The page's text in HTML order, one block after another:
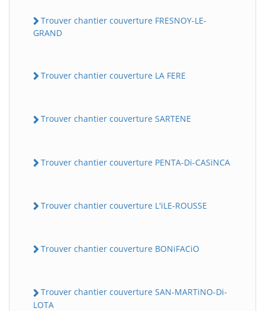
Trouver chantier couverture FRESNOY-LE-
GRAND
Trouver chantier couverture LA FERE
Trouver chantier couverture SARTENE
Trouver chantier couverture PENTA-Di-CASiNCA
Trouver chantier couverture L'iLE-ROUSSE
Trouver chantier couverture BONiFACiO
Trouver chantier couverture SAN-MARTiNO-Di-
LOTA